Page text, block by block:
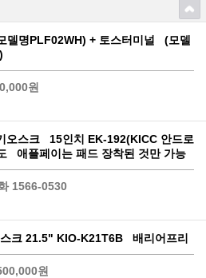
델명PLF02WH) + 토스터미널 (모델
원
오스크 15인치 EK-192(KICC 안드로
애플페이는 패드 장착된 것만 가능
1566-0530
크 21.5" KIO-K21T6B 배리어프리
원